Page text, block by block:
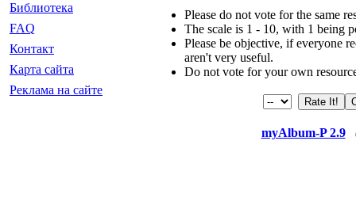
Библиотека
FAQ
Контакт
Карта сайта
Реклама на сайте
Please do not vote for the same
The scale is 1 - 10, with 1 being
Please be objective, if everyone
aren't very useful.
Do not vote for your own
myAlbum-P 2.9